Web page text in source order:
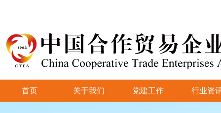
首页 关于我们 党建工作 行业资